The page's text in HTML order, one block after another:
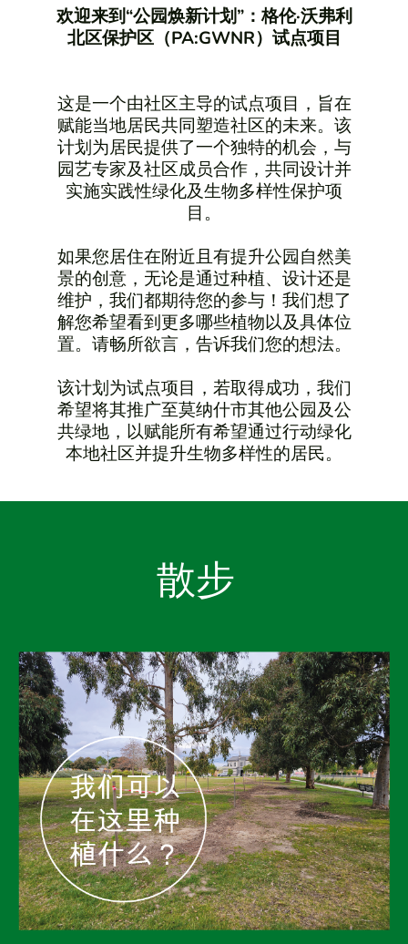
欢迎来到“公园焕新计划”：格伦·沃弗利
北区保护区（PA:GWNR）试点项目
这是一个由社区主导的试点项目，旨在
赋能当地居民共同塑造社区的未来。该
计划为居民提供了一个独特的机会，与
园艺专家及社区成员合作，共同设计并
实施实践性绿化及生物多样性保护项
目。
如果您居住在附近且有提升公园自然美
景的创意，无论是通过种植、设计还是
维护，我们都期待您的参与！我们想了
解您希望看到更多哪些植物以及具体位
置。请畅所欲言，告诉我们您的想法。
该计划为试点项目，若取得成功，我们
希望将其推广至莫纳什市其他公园及公
共绿地，以赋能所有希望通过行动绿化
本地社区并提升生物多样性的居民。
散步